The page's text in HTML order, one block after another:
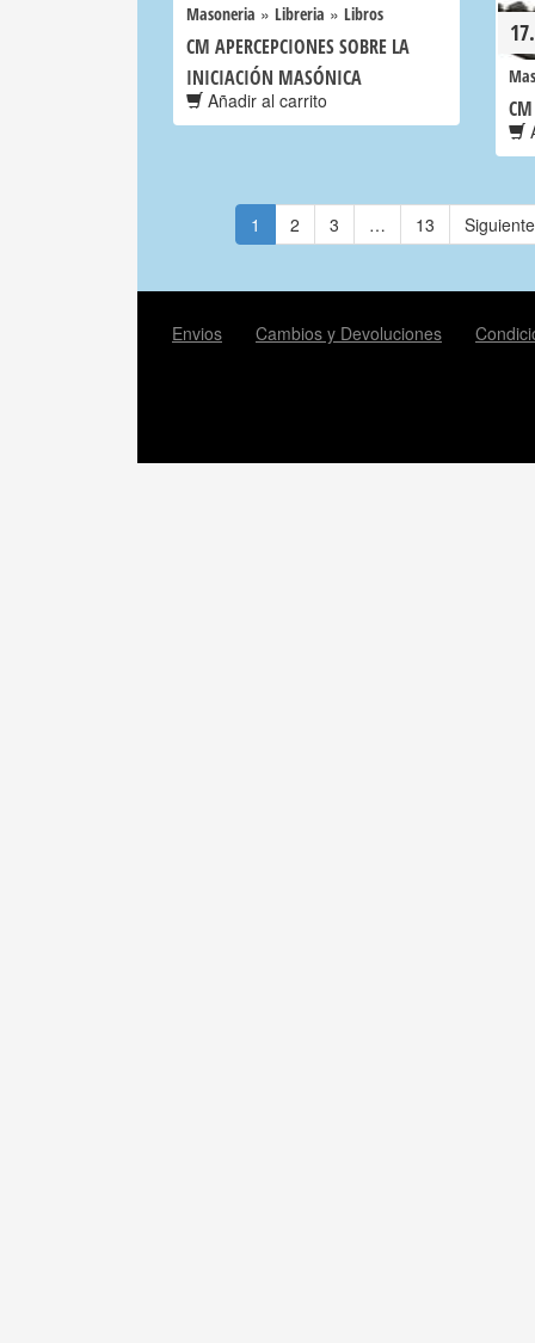
Masoneria » Libreria » Libros
CM APERCEPCIONES SOBRE LA
INICIACIÓN MASÓNICA
Añadir al carrito
1 2 3 … 13
Envios Cambios y Devoluciones